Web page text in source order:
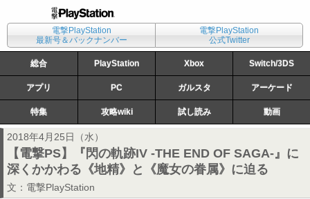
電撃PlayStation
最新号＆バックナンバー
電撃PlayStation
公式Twitter
総合 PlayStation Xbox Switch/3DS
アプリ PC ガルスタ アーケード
特集 攻略wiki 試し読み 動画
2018年4月25日（水）
【電撃PS】『閃の軌跡IV -THE END OF SAGA-』に
深くかかわる《地精》と《魔女の眷属》に迫る
文： 電撃PlayStation